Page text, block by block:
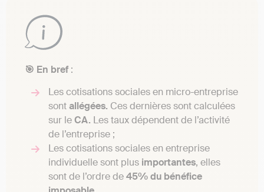
🎯 En bref :
Les cotisations sociales en micro-entreprise
sontallégées. Ces dernières sont calculées
sur leCA. Les taux dépendent de l’activité
de l’entreprise ;
Les cotisations sociales en entreprise
individuelle sont plus importantes, elles
sont de l’ordre de45% du bénéfice